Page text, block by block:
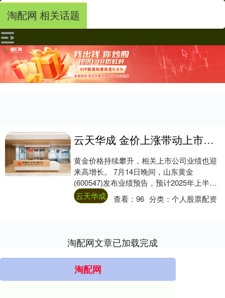
淘配网 相关话题
云天华成 金价上涨带动上市公司业绩 山东黄金上半年净利预增最高12倍
黄金价格持续攀升，相关上市公司业绩也迎
来高增长。 7月14日晚间，山东黄金
(600547)发布业绩预告，预计2025年上半年
度实现净利润25.5亿元至30.5亿....
云天华成 查看：96 分类：个人股票配资
淘配网文章已加载完成
淘配网